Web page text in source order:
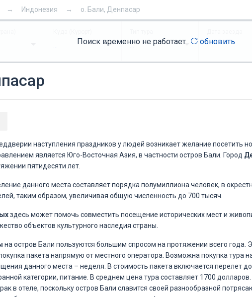
Индонезия о. Бали, Денпасар
Поиск временно не работает обновить
... ...
наступления праздников у людей возникает желание посетить
является Юго-Восточная Азия, в частности остров Бали. Город
пятидесяти лет.
данного места составляет порядка полумиллиона человек, в
таким образом, увеличивая общую численность до 700 тысяч.
здесь может помочь совместить посещение исторических мест и
объектов культурного наследия страны.
на остров Бали пользуются большим спросом на протяжении всего года.
пакета напрямую от местного оператора. Возможна покупка
данного места – неделя. В стоимость пакета включается перелет
категории, питание. В среднем цена тура составляет 1700
в отеле, поскольку остров Бали славится своей разнообразной